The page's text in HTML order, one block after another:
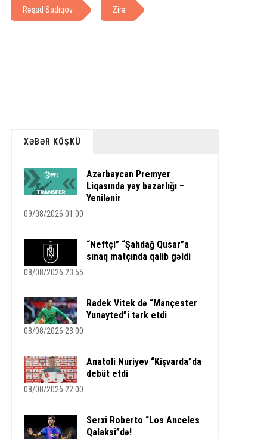
Rəşad Sadıqov Zirə
XƏBƏR KÖŞKÜ
Azərbaycan Premyer
Liqasında yay bazarlığı –
Yenilənir
09/08/2026 01:00
“Neftçi” “Şahdağ Qusar”a
sınaq matçında qalib gəldi
08/08/2026 23:55
Radek Vitek də “Mançester
Yunayted”i tərk etdi
08/08/2026 23:00
Anatoli Nuriyev “Kişvarda”da
debüt etdi
08/08/2026 22:00
Serxi Roberto “Los Anceles
Qalaksi”də!